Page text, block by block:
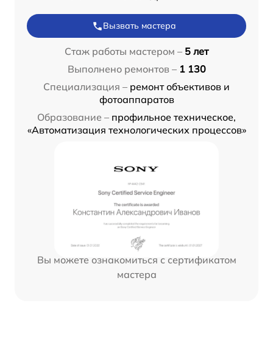
Вызвать мастера
Стаж работы мастером – 5 лет
Выполнено ремонтов – 1 130
Специализация – ремонт объективов и
фотоаппаратов
Образование – профильное техническое,
«Автоматизация технологических процессов»
Вы можете ознакомиться с сертификатом
мастера